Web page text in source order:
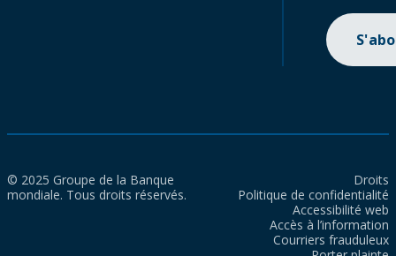
© 2025 Groupe de la Banque
mondiale. Tous droits réservés.
Droits
Politique de confidentialité
Accessibilité web
Accès à l’information
Courriers frauduleux